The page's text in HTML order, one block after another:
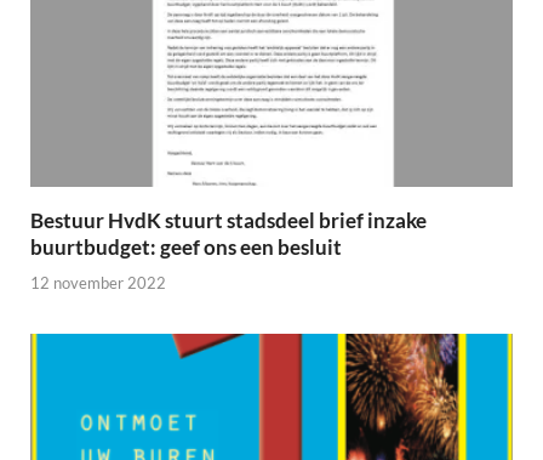
Bestuur HvdK stuurt stadsdeel brief inzake
buurtbudget: geef ons een besluit
12 november 2022